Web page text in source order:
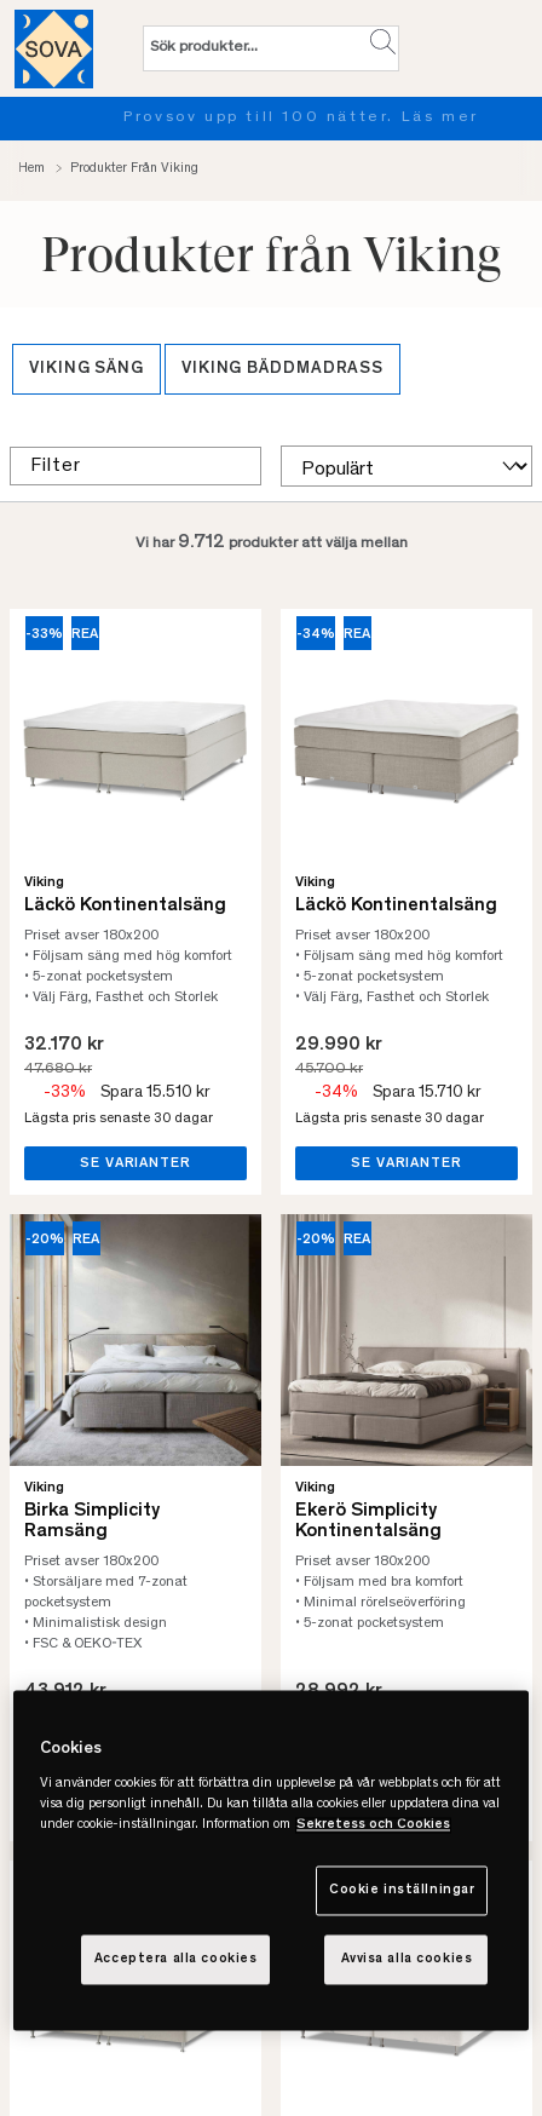
Provsov upp till 100 nätter. Läs mer
Hem Produkter Från Viking
Produkter från Viking
VIKING SÄNG VIKING BÄDDMADRASS
Filter
Vi har 9.712 produkter att välja mellan
-33% REA
Viking
Läckö Kontinentalsäng
Priset avser 180x200
• Följsam säng med hög komfort
• 5-zonat pocketsystem
• Välj Färg, Fasthet och Storlek
32.170 kr
47.680 kr
-33% Spara 15.510 kr
Lägsta pris senaste 30 dagar
SE VARIANTER
-34% REA
Viking
Läckö Kontinentalsäng
Priset avser 180x200
• Följsam säng med hög komfort
• 5-zonat pocketsystem
• Välj Färg, Fasthet och Storlek
29.990 kr
45.700 kr
-34% Spara 15.710 kr
Lägsta pris senaste 30 dagar
SE VARIANTER
-20% REA
Viking
Birka Simplicity
Ramsäng
Priset avser 180x200
• Storsäljare med 7-zonat
pocketsystem
• Minimalistisk design
• FSC & OEKO-TEX
43.912 kr
-20%
SE VARIANTER
-20% REA
Viking
Ekerö Simplicity
Kontinentalsäng
Priset avser 180x200
• Följsam med bra komfort
• Minimal rörelseöverföring
• 5-zonat pocketsystem
28.992 kr
SE VARIANTER
-20% REA
Cookies
Vi använder cookies för att förbättra din upplevelse på vår webbplats och för att
visa dig personligt innehåll. Du kan tillåta alla cookies eller uppdatera dina val
under cookie-inställningar. Information om Sekretess och Cookies
Cookie inställningar
Avvisa alla cookies
Acceptera alla cookies